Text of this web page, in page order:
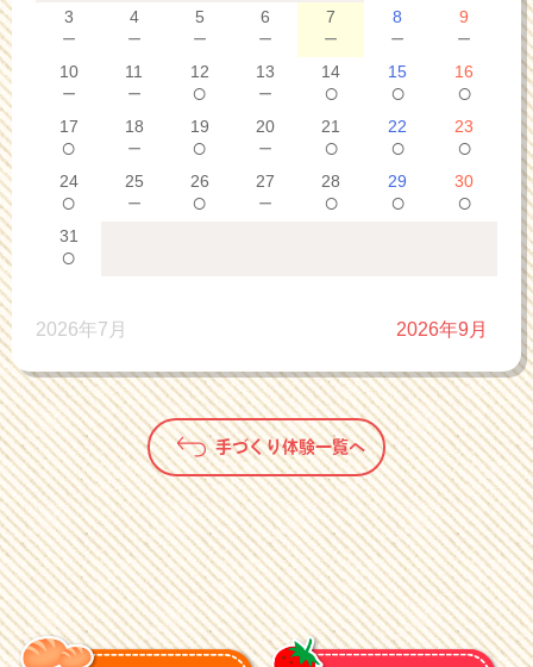
3
－
4
－
5
－
6
－
7
－
8
－
9
－
10
－
11
－
12
○
13
－
14
○
15
○
16
○
17
○
18
－
19
○
20
－
21
○
22
○
23
○
24
○
25
－
26
○
27
－
28
○
29
○
30
○
31
○
2026年7月 2026年9月
手づくり体験一覧へ